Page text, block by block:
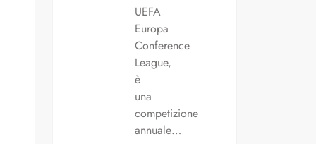
UEFA
Europa
Conference
League,
è
una
competizione
annuale…